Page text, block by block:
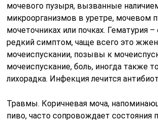
мочевого пузыря, вызванные
микроорганизмов в уретре, мочевом
мочеточниках или почках. Гематурия
редкий симптом, чаще всего это
мочеиспускании, позывы к
мочеиспускание, боль, иногда также
лихорадка. Инфекция лечится
Травмы. Коричневая моча,
пиво, часто сопровождает состояния